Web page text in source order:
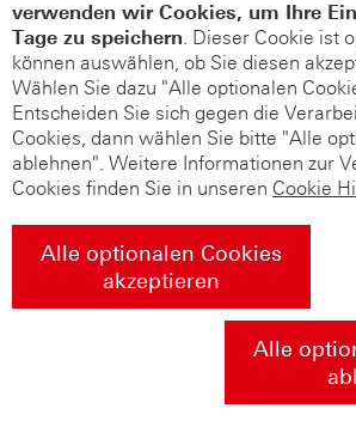
verwenden wir Cookies, um Ihre
Tage zu speichern. Dieser Cookie ist
können auswählen, ob Sie diesen
Wählen Sie dazu "Alle optionalen
Entscheiden Sie sich gegen die
Cookies, dann wählen Sie bitte "Alle
ablehnen". Weitere Informationen zur
Cookies finden Sie in unseren Cookie
Alle optionalen Cookies
akzeptieren
Alle